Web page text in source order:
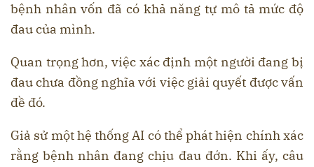
bệnh nhân vốn đã có khả năng tự mô tả mức độ
đau của mình.
Quan trọng hơn, việc xác định một người đang bị
đau chưa đồng nghĩa với việc giải quyết được vấn
đề đó.
Giả sử một hệ thống AI có thể phát hiện chính xác
rằng bệnh nhân đang chịu đau đớn. Khi ấy, câu